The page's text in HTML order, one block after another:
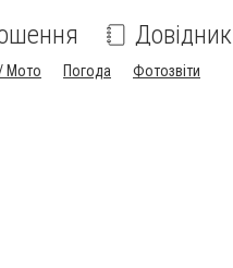
Довідник
Мото Погода Фотозвіти